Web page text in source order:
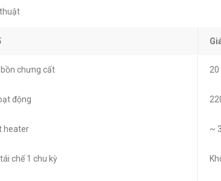
chưng cất 20
động
heater ~
chế 1 chu kỳ